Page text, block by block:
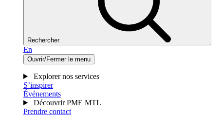
Rechercher
En
Ouvrir/Fermer le menu
Explorer nos services
S’inspirer
Événements
Découvrir PME MTL
Prendre contact